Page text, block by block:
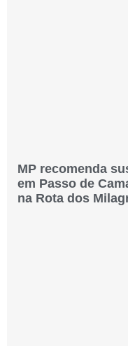
MP recomenda
em Passo de
na Rota dos